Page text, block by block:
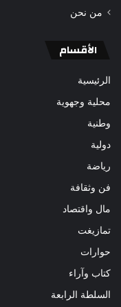
من نحن
الأقسام
الرئيسية
محلية وجهوية
وطنية
دولية
رياضة
فن وثقافة
مال واقتصاد
تمازيغت
حوارات
كتاب وآراء
السلطة الرابعة